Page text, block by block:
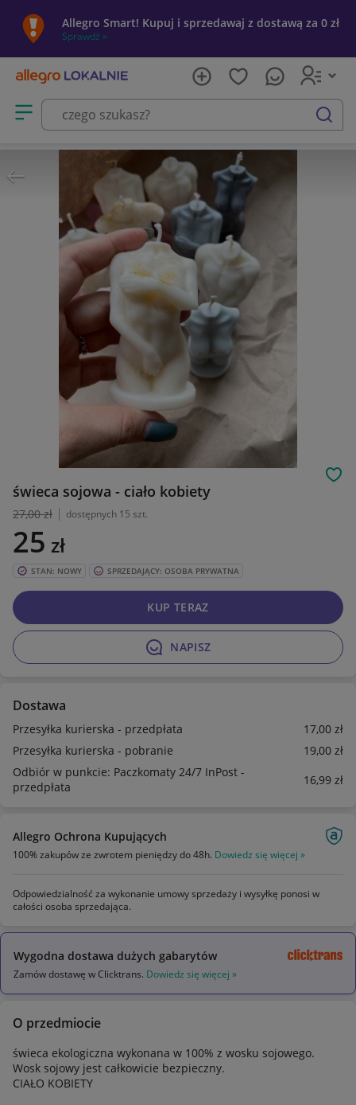
Allegro Smart! Kupuj i sprzedawaj z dostawą za 0 zł
Sprawdź »
Otwórz menu z kategoriami
szukaj
świeca sojowa - ciało kobiety
27,00 zł dostępnych 15 szt.
25 zł
STAN: NOWY SPRZEDAJĄCY: OSOBA PRYWATNA
NAPISZ
KUP TERAZ
Dostawa
Przesyłka kurierska - przedpłata 17,00 zł
Przesyłka kurierska - pobranie
19,00 zł
Odbiór w punkcie: Paczkomaty 24/7 InPost -
przedpłata
16,99 zł
Allegro Ochrona Kupujących
100% zakupów ze zwrotem pieniędzy do 48h. Dowiedz się więcej »
Odpowiedzialność za wykonanie umowy sprzedaży i wysyłkę ponosi w
całości osoba sprzedająca.
Wygodna dostawa dużych gabarytów
Zamów dostawę w Clicktrans. Dowiedz się więcej »
O przedmiocie
świeca ekologiczna wykonana w 100% z wosku sojowego.
Wosk sojowy jest całkowicie bezpieczny.
CIAŁO KOBIETY